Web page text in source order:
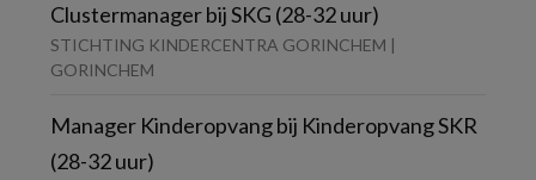
Clustermanager bij SKG (28-32 uur)
STICHTING KINDERCENTRA GORINCHEM |
GORINCHEM
Manager Kinderopvang bij Kinderopvang SKR
(28-32 uur)